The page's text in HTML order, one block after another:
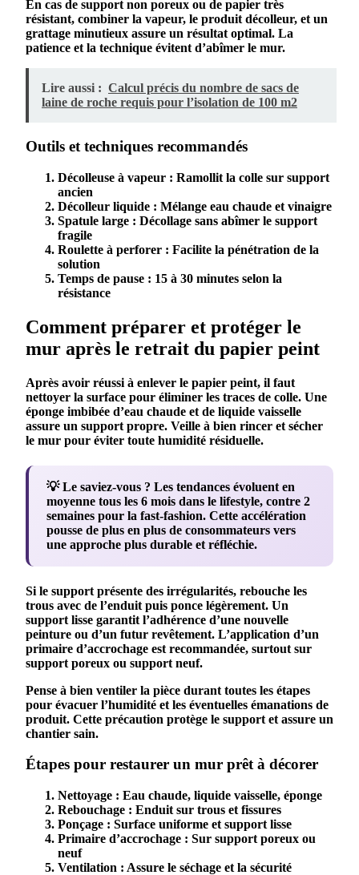
En cas de support non poreux ou de papier très
résistant, combiner la vapeur, le produit décolleur, et un
grattage minutieux assure un résultat optimal. La
patience et la technique évitent d’abîmer le mur.
Lire aussi : Calcul précis du nombre de sacs de
laine de roche requis pour l’isolation de 100 m2
Outils et techniques recommandés
Décolleuse à vapeur : Ramollit la colle sur support
ancien
Décolleur liquide : Mélange eau chaude et vinaigre
Spatule large : Décollage sans abîmer le support
fragile
Roulette à perforer : Facilite la pénétration de la
solution
Temps de pause : 15 à 30 minutes selon la
résistance
Comment préparer et protéger le
mur après le retrait du papier peint
Après avoir réussi à enlever le papier peint, il faut
nettoyer la surface pour éliminer les traces de colle. Une
éponge imbibée d’eau chaude et de liquide vaisselle
assure un support propre. Veille à bien rincer et sécher
le mur pour éviter toute humidité résiduelle.
💡 Le saviez-vous ? Les tendances évoluent en
moyenne tous les 6 mois dans le lifestyle, contre 2
semaines pour la fast-fashion. Cette accélération
pousse de plus en plus de consommateurs vers
une approche plus durable et réfléchie.
Si le support présente des irrégularités, rebouche les
trous avec de l’enduit puis ponce légèrement. Un
support lisse garantit l’adhérence d’une nouvelle
peinture ou d’un futur revêtement. L’application d’un
primaire d’accrochage est recommandée, surtout sur
support poreux ou support neuf.
Pense à bien ventiler la pièce durant toutes les étapes
pour évacuer l’humidité et les éventuelles émanations de
produit. Cette précaution protège le support et assure un
chantier sain.
Étapes pour restaurer un mur prêt à décorer
Nettoyage : Eau chaude, liquide vaisselle, éponge
Rebouchage : Enduit sur trous et fissures
Ponçage : Surface uniforme et support lisse
Primaire d’accrochage : Sur support poreux ou
neuf
Ventilation : Assure le séchage et la sécurité